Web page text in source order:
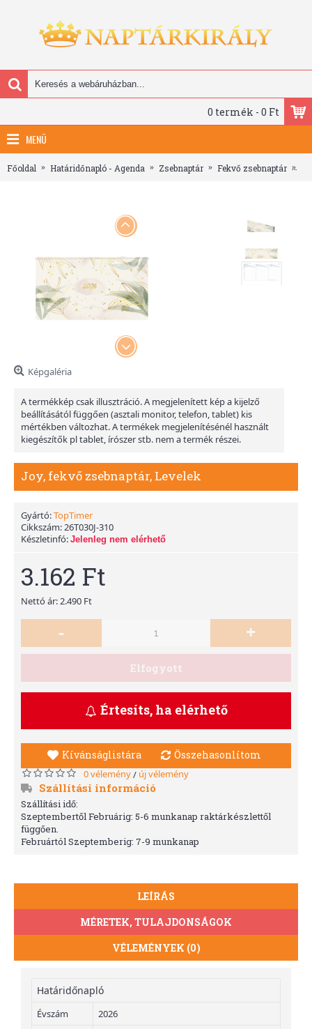
0 termék - 0 Ft
MENÜ
Főoldal Határidőnapló - Agenda Zsebnaptár Fekvő zsebnaptár
Képgaléria
A termékkép csak illusztráció. A megjelenített kép a kijelző
beállításától függően (asztali monitor, telefon, tablet) kis
mértékben változhat. A termékek megjelenítésénél használt
kiegészítők pl tablet, írószer stb. nem a termék részei.
Joy, fekvő zsebnaptár, Levelek
Gyártó:TopTimer
Cikkszám:26T030J-310
Készletinfó: Jelenleg nem elérhető
3.162 Ft
Nettó ár: 2.490 Ft
- +
Elfogyott
Értesíts, ha elérhető
Kívánságlistára Összehasonlítom
0 vélemény/ új vélemény
Szállítási információ
Szállítási idő:
Szeptembertől Februárig: 5-6 munkanap raktárkészlettől
függően.
Februártól Szeptemberig: 7-9 munkanap
LEÍRÁS
MÉRETEK, TULAJDONSÁGOK
VÉLEMÉNYEK (0)
Határidőnapló
Évszám
2026